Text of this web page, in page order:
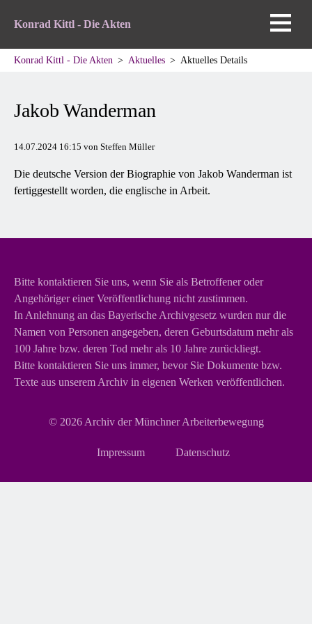
Konrad Kittl - Die Akten
Konrad Kittl - Die Akten Aktuelles Aktuelles Details
Jakob Wanderman
14.07.2024 16:15 von Steffen Müller
Die deutsche Version der Biographie von Jakob Wanderman ist
fertiggestellt worden, die englische in Arbeit.
Bitte kontaktieren Sie uns, wenn Sie als Betroffener oder
Angehöriger einer Veröffentlichung nicht zustimmen.
In Anlehnung an das Bayerische Archivgesetz wurden nur die
Namen von Personen angegeben, deren Geburtsdatum mehr als
100 Jahre bzw. deren Tod mehr als 10 Jahre zurückliegt.
Bitte kontaktieren Sie uns immer, bevor Sie Dokumente bzw.
Texte aus unserem Archiv in eigenen Werken veröffentlichen.
© 2026 Archiv der Münchner Arbeiterbewegung
Impressum Datenschutz